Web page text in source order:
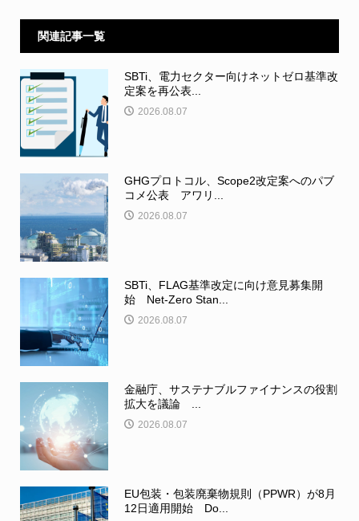
関連記事一覧
SBTi、電力セクター向けネットゼロ基準改
定案を再公表...
2026.08.07
GHGプロトコル、Scope2改定案へのパブ
コメ公表 アワリ...
2026.08.07
SBTi、FLAG基準改定に向け意見募集開
始 Net-Zero Stan...
2026.08.07
金融庁、サステナブルファイナンスの役割
拡大を議論 ...
2026.08.07
EU包装・包装廃棄物規則（PPWR）が8月
12日適用開始 Do...